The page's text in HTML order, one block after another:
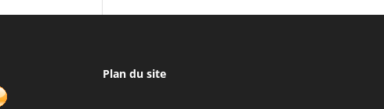
Plan du site